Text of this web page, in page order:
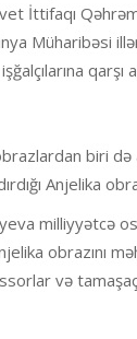
İttifaqı
Müharibəsi
qarşı
biri də
Anjelika
milliyyətcə
obrazını
və